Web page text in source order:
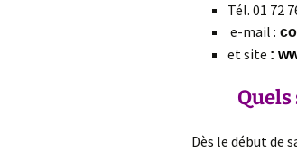
Tél. 01 72
e-mail :
et site :
Quels
Dès le début de